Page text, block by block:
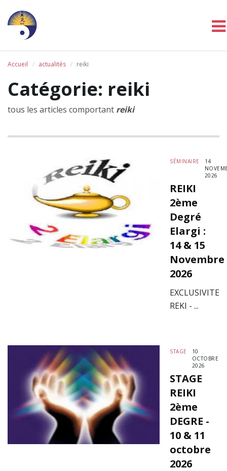
Accueil actualités reiki
Catégorie: reiki
tous les articles comportant reiki
SÉMINAIRE
14
2026
REIKI
2ème
Degré
Elargi :
14 & 15
Novembre
2026
EXCLUSIVITE
REKI - ...
STAGE
10
OCTOBRE
2026
STAGE
REIKI
2ème
DEGRE -
10 & 11
octobre
2026